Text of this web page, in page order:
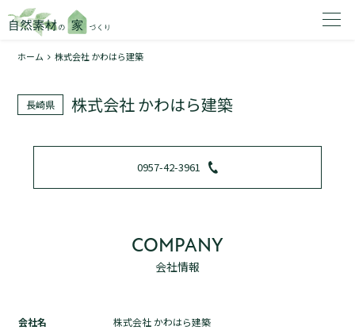
1
トップページ
ホーム 株式会社 かわはら建築
長崎県 株式会社 かわはら建築
0957-42-3961
COMPANY
会社情報
会社名 株式会社 かわはら建築